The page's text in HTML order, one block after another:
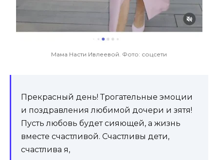
Мама Насти Ивлеевой. Фото: соцсети
Прекрасный день! Трогательные эмоции
и поздравления любимой дочери и зятя!
Пусть любовь будет сияющей, а жизнь
вместе счастливой. Счастливы дети,
счастлива я,